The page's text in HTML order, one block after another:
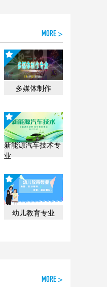
MORE >
多媒体制作
新能源汽车技术专
业
幼儿教育专业
MORE >